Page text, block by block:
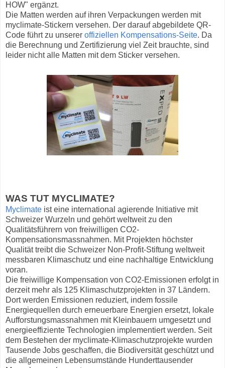
HOW" ergänzt.
Die Matten werden auf ihren Verpackungen werden mit
myclimate-Stickern versehen. Der darauf abgebildete QR-
Code führt zu unserer offiziellen Kompensations-Seite. Da
die Berechnung und Zertifizierung viel Zeit brauchte, sind
leider nicht alle Matten mit dem Sticker versehen.
WAS TUT MYCLIMATE?
Myclimate ist eine international agierende Initiative mit
Schweizer Wurzeln und gehört weltweit zu den
Qualitätsführern von freiwilligen CO2-
Kompensationsmassnahmen. Mit Projekten höchster
Qualität treibt die Schweizer Non-Profit-Stiftung weltweit
messbaren Klimaschutz und eine nachhaltige Entwicklung
voran.
Die freiwillige Kompensation von CO2-Emissionen erfolgt in
derzeit mehr als 125 Klimaschutzprojekten in 37 Ländern.
Dort werden Emissionen reduziert, indem fossile
Energiequellen durch erneuerbare Energien ersetzt, lokale
Aufforstungsmassnahmen mit Kleinbauern umgesetzt und
energieeffiziente Technologien implementiert werden. Seit
dem Bestehen der myclimate-Klimaschutzprojekte wurden
Tausende Jobs geschaffen, die Biodiversität geschützt und
die allgemeinen Lebensumstände Hunderttausender